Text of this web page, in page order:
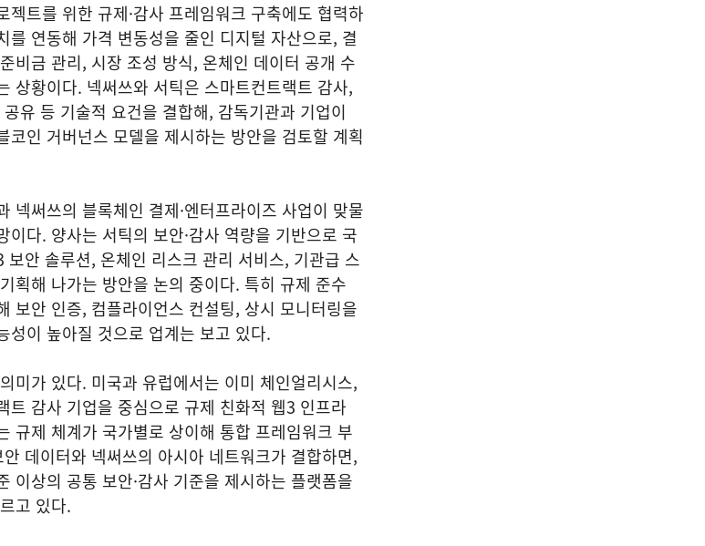
트를 위한 규제·감사 프레임워크 구축에도 협력하
연동해 가격 변동성을 줄인 디지털 자산으로, 결
비금 관리, 시장 조성 방식, 온체인 데이터 공개 수
상황이다. 넥써쓰와 서틱은 스마트컨트랙트 감사,
유 등 기술적 요건을 결합해, 감독기관과 기업이
인 거버넌스 모델을 제시하는 방안을 검토할 계획
넥써쓰의 블록체인 결제·엔터프라이즈 사업이 맞물
다. 양사는 서틱의 보안·감사 역량을 기반으로 국
안 솔루션, 온체인 리스크 관리 서비스, 기관급 스
획해 나가는 방안을 논의 중이다. 특히 규제 준수
보안 인증, 컴플라이언스 컨설팅, 상시 모니터링을
성이 높아질 것으로 업계는 보고 있다.
미가 있다. 미국과 유럽에서는 이미 체인얼리시스,
감사 기업을 중심으로 규제 친화적 웹3 인프라
규제 체계가 국가별로 상이해 통합 프레임워크 부
데이터와 넥써쓰의 아시아 네트워크가 결합하면,
이상의 공통 보안·감사 기준을 제시하는 플랫폼을
고 있다.